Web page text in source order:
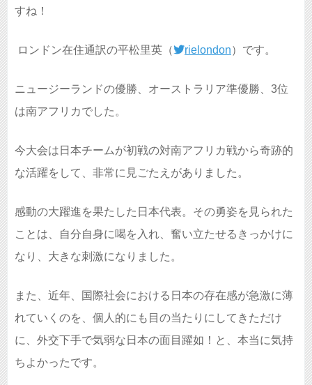
すね！
ロンドン在住通訳の平松里英（ rielondon）です。
ニュージーランドの優勝、オーストラリア準優勝、3位
は南アフリカでした。
今大会は日本チームが初戦の対南アフリカ戦から奇跡的
な活躍をして、非常に見ごたえがありました。
感動の大躍進を果たした日本代表。その勇姿を見られた
ことは、自分自身に喝を入れ、奮い立たせるきっかけに
なり、大きな刺激になりました。
また、近年、国際社会における日本の存在感が急激に薄
れていくのを、個人的にも目の当たりにしてきただけ
に、外交下手で気弱な日本の面目躍如！と、本当に気持
ちよかったです。